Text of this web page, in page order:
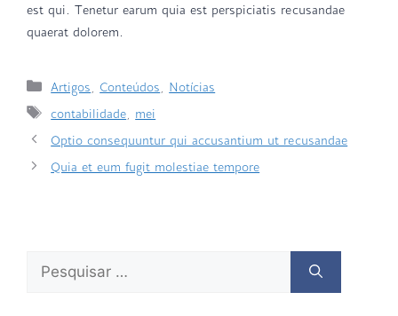
est qui. Tenetur earum quia est perspiciatis recusandae
quaerat dolorem.
Artigos, Conteúdos, Notícias
contabilidade, mei
Optio consequuntur qui accusantium ut recusandae
Quia et eum fugit molestiae tempore